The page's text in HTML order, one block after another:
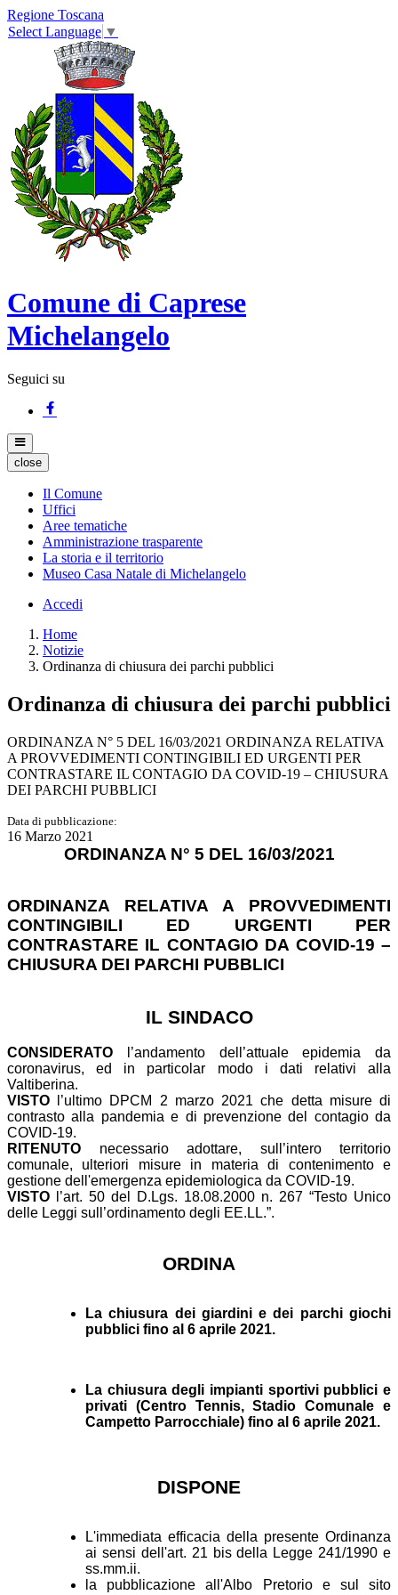
Regione Toscana
Select Language ▼
Comune di Caprese
Michelangelo
Seguici su
close
Il Comune
Uffici
Aree tematiche
Amministrazione trasparente
La storia e il territorio
Museo Casa Natale di Michelangelo
Accedi
Home
Notizie
Ordinanza di chiusura dei parchi pubblici
Ordinanza di chiusura dei parchi pubblici
ORDINANZA N° 5 DEL 16/03/2021 ORDINANZA RELATIVA
A PROVVEDIMENTI CONTINGIBILI ED URGENTI PER
CONTRASTARE IL CONTAGIO DA COVID-19 – CHIUSURA
DEI PARCHI PUBBLICI
Data di pubblicazione:
16 Marzo 2021
ORDINANZA N° 5 DEL 16/03/2021
ORDINANZA RELATIVA A PROVVEDIMENTI
CONTINGIBILI ED URGENTI PER
CONTRASTARE IL CONTAGIO DA COVID-19 –
CHIUSURA DEI PARCHI PUBBLICI
IL SINDACO
CONSIDERATO
l’andamento dell’attuale epidemia da
coronavirus, ed in particolar modo i dati relativi alla
Valtiberina.
VISTO
l’ultimo DPCM 2 marzo 2021 che detta misure di
contrasto alla pandemia e di prevenzione del contagio da
COVID-19.
RITENUTO necessario adottare, sull’intero territorio
comunale, ulteriori misure in materia di contenimento e
gestione dell'emergenza epidemiologica da COVID-19.
VISTO l’art. 50 del D.Lgs. 18.08.2000 n. 267 “Testo Unico
delle Leggi sull’ordinamento degli EE.LL.”.
ORDINA
La chiusura dei giardini e dei parchi giochi
pubblici fino al 6 aprile 2021.
La chiusura degli impianti sportivi pubblici e
privati (Centro Tennis, Stadio Comunale e
Campetto Parrocchiale) fino al 6 aprile 2021.
DISPONE
L'immediata efficacia della presente Ordinanza
ai sensi dell'art. 21 bis della Legge 241/1990 e
ss.mm.ii.
la pubblicazione all'Albo Pretorio e sul sito